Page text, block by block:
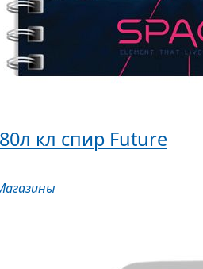
кл спир Future